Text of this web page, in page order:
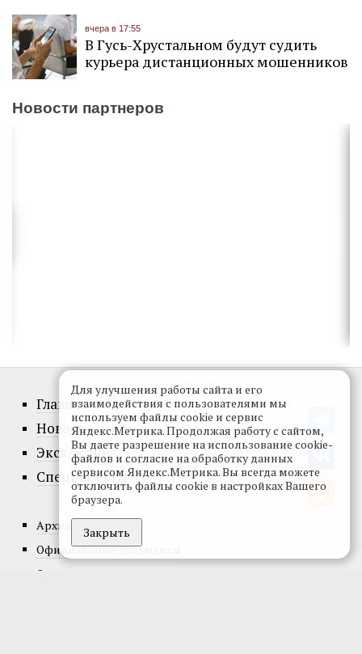
вчера в 17:55
В Гусь-Хрустальном будут судить
курьера дистанционных мошенников
Новости партнеров
Главное
Новости
Эксклюзив
Спецпроекты
Архив номеров
Официальные документы
О проекте
Для улучшения работы сайта и его
взаимодействия с пользователями мы
используем файлы cookie и сервис
Яндекс.Метрика. Продолжая работу с сайтом,
Вы даете разрешение на использование cookie-
файлов и согласие на обработку данных
сервисом Яндекс.Метрика. Вы всегда можете
отключить файлы cookie в настройках Вашего
браузера.
Закрыть